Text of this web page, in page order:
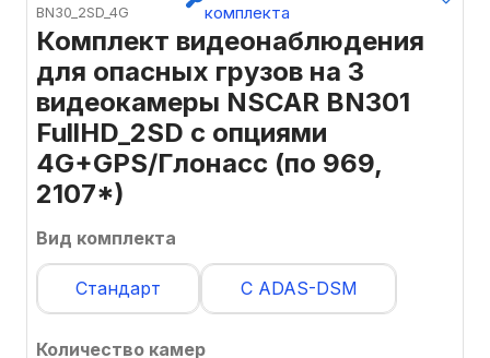
Комплект видеонаблюдения
для опасных грузов на 3
видеокамеры NSCAR BN301
FullHD_2SD с опциями
4G+GPS/Глонасс (по 969,
2107*)
Вид комплекта
Стандарт С ADAS-DSM
Количество камер
BN30_2SD_4G
комплекта